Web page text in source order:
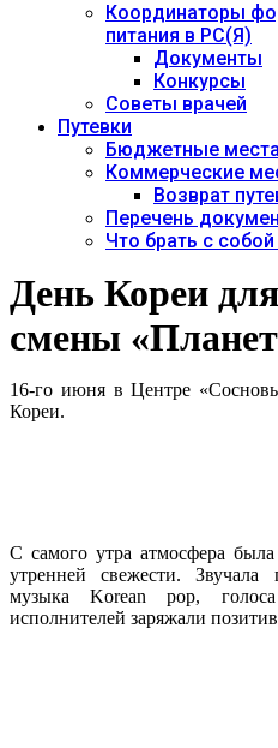
Координаторы
питания в РС(Я)
Документы
Конкурсы
Советы врачей
Путевки
Бюджетные места
Коммерческие
Возврат
Перечень
Что брать с
День Кореи
смены
16-го июня в Центре
Кореи.
С самого утра атмосфера
утренней свежести. Звучала
музыка Korean pop,
исполнителей заряжали